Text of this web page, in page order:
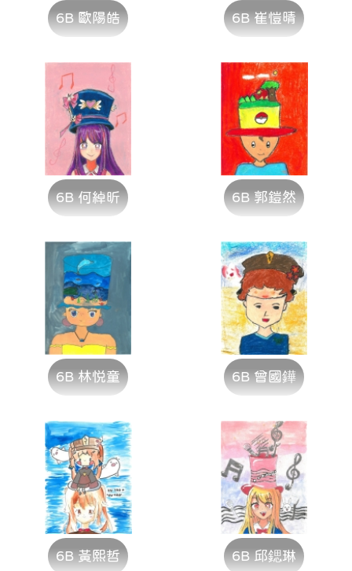
6B 歐陽皓 6B 崔愷晴
6B 何綽昕 6B 郭鎧然
6B 林悦童 6B 曾國鏵
6B 黃熙哲 6B 邱鍶琳